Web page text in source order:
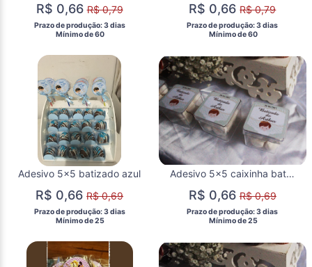
R$ 0,66R$ 0,79
Prazo de produção: 3 dias
  Mínimo de 60
R$ 0,66R$ 0,79
Prazo de produção: 3 dias
  Mínimo de 60
Adesivo 5x5 batizado azul
R$ 0,66R$ 0,69
Prazo de produção: 3 dias
  Mínimo de 25
Adesivo 5x5 caixinha batizado verde
R$ 0,66R$ 0,69
Prazo de produção: 3 dias
  Mínimo de 25